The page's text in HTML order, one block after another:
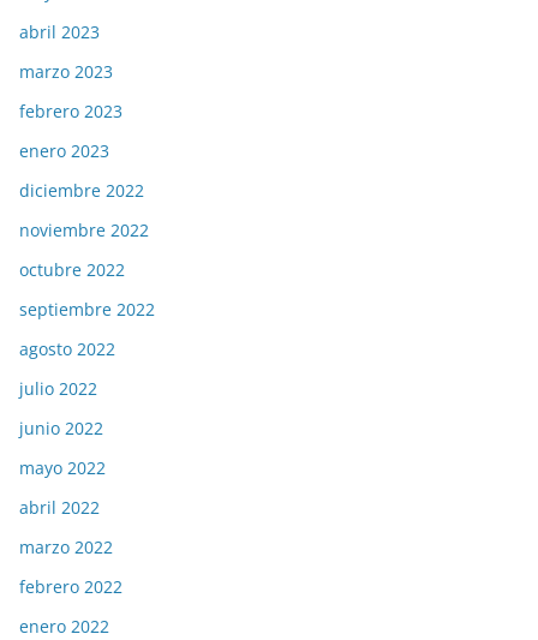
abril 2023
marzo 2023
febrero 2023
enero 2023
diciembre 2022
noviembre 2022
octubre 2022
septiembre 2022
agosto 2022
julio 2022
junio 2022
mayo 2022
abril 2022
marzo 2022
febrero 2022
enero 2022